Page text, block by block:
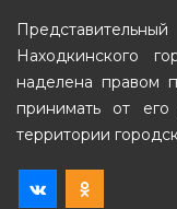
Находкинского
наделена правом
принимать от
территории